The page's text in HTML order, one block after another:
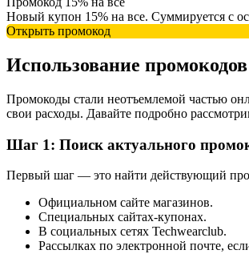
Новый купон 15% на все. Суммируется с
Открыть промокод
Использование
Промокоды стали неотъемлемой частью
свои расходы. Давайте подробно
Шаг 1: Поиск актуального
Первый шаг — это найти действующий
Официальном сайте магазинов.
Специальных сайтах-купонах.
В социальных сетях Techwearclub.
Рассылках по электронной почте,